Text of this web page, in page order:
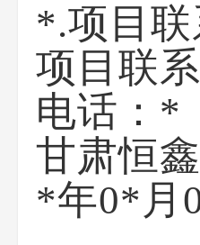
*.项目
项目联系
电话： *
甘肃恒
*年0*月